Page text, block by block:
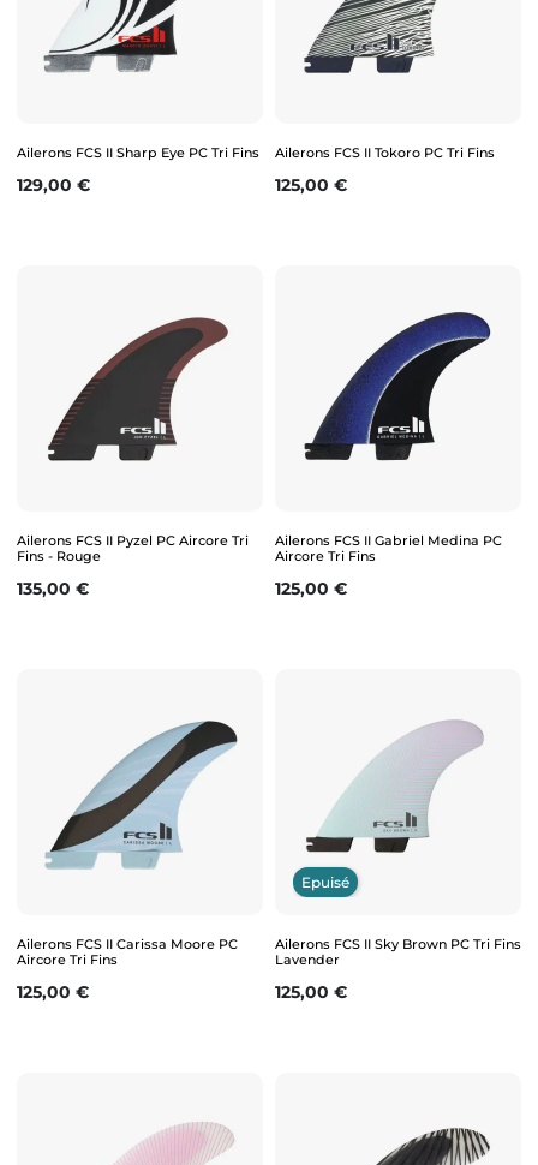
Ailerons FCS II Sharp Eye PC Tri Fins
Prix
129,00 €
Ailerons FCS II Tokoro PC Tri Fins
Prix
125,00 €
Ailerons FCS II Pyzel PC Aircore Tri
Fins - Rouge
Prix
135,00 €
Ailerons FCS II Gabriel Medina PC
Aircore Tri Fins
Prix
125,00 €
Ailerons FCS II Carissa Moore PC
Aircore Tri Fins
Prix
125,00 €
Epuisé
Ailerons FCS II Sky Brown PC Tri Fins
Lavender
Prix
125,00 €